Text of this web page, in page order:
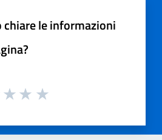
chiare le informazioni